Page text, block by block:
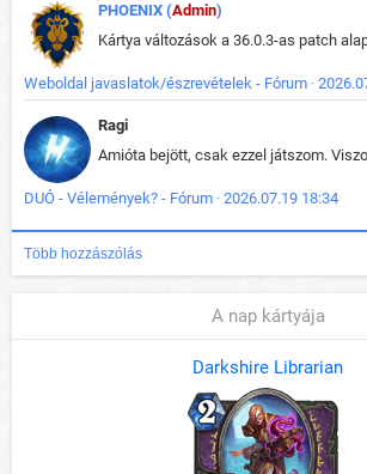
PHOENIX (Admin)
Weboldal javaslatok/észrevételek - Fórum ·
Ragi
DUÓ - Vélemények? - Fórum · 2026.07.19 18:34
Több hozzászólás
A nap kártyája
Darkshire Librarian